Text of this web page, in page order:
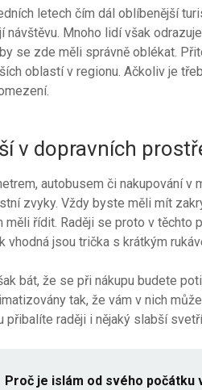
letech čím dál oblíbenější
návštěvu. Mnoho lidí však
se zde měli správně oblékat.
oblastí v regionu. Ačkoliv je
v dopravních
autobusem či nakupování
zvyky. Vždy byste měli mít
měli řídit. Raději se proto v těchto
vhodná jsou trička s krátkým
bát, že se při nákupu budete
tak, že vám v nich
přibalíte raději i nějaký slabší
Proč je islám od svého